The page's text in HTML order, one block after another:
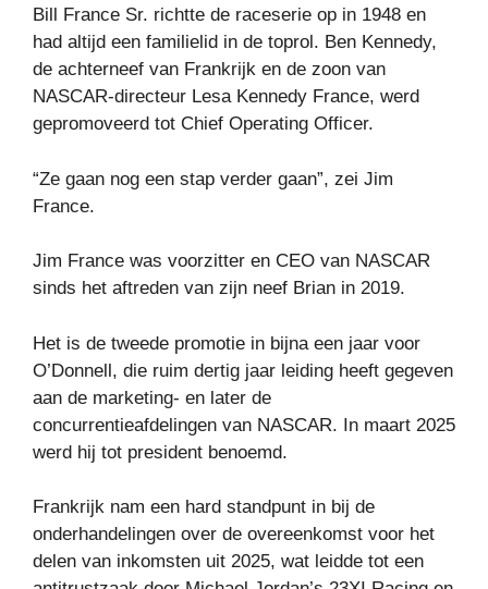
Bill France Sr. richtte de raceserie op in 1948 en
had altijd een familielid in de toprol. Ben Kennedy,
de achterneef van Frankrijk en de zoon van
NASCAR-directeur Lesa Kennedy France, werd
gepromoveerd tot Chief Operating Officer.
“Ze gaan nog een stap verder gaan”, zei Jim
France.
Jim France was voorzitter en CEO van NASCAR
sinds het aftreden van zijn neef Brian in 2019.
Het is de tweede promotie in bijna een jaar voor
O’Donnell, die ruim dertig jaar leiding heeft gegeven
aan de marketing- en later de
concurrentieafdelingen van NASCAR. In maart 2025
werd hij tot president benoemd.
Frankrijk nam een ​​hard standpunt in bij de
onderhandelingen over de overeenkomst voor het
delen van inkomsten uit 2025, wat leidde tot een